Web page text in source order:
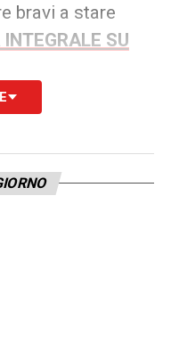
bravi a stare
SU